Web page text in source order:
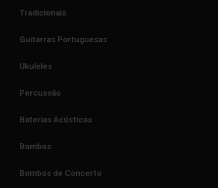
Tradicionais
Guitarras Portuguesas
Ukuleles
Percussão
Baterias Acústicas
Bombos
Bombos de Concerto